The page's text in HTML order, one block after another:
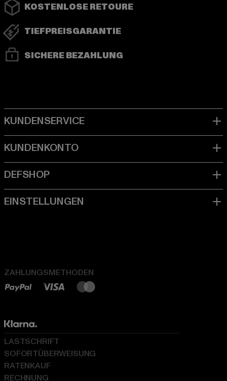
KOSTENLOSE RETOURE
TIEFPREISGARANTIE
SICHERE BEZAHLUNG
ZAHLUNGSMETHODEN
LASTSCHRIFT
SOFORTÜBERWEISUNG
RATENKAUF
RECHNUNG